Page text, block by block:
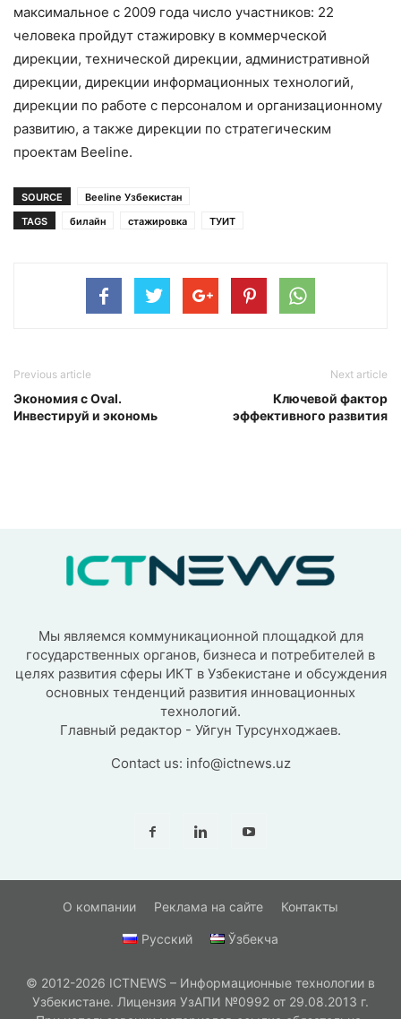
максимальное с 2009 года число участников: 22
человека пройдут стажировку в коммерческой
дирекции, технической дирекции, административной
дирекции, дирекции информационных технологий,
дирекции по работе с персоналом и организационному
развитию, а также дирекции по стратегическим
проектам Beeline.
SOURCE
Beeline Узбекистан
TAGS
билайн стажировка ТУИТ
Previous article
Экономия с Oval.
Инвестируй и экономь
Next article
Ключевой фактор
эффективного развития
Мы являемся коммуникационной площадкой для
государственных органов, бизнеса и потребителей в
целях развития сферы ИКТ в Узбекистане и обсуждения
основных тенденций развития инновационных
технологий.
Главный редактор - Уйгун Турсунходжаев.
Contact us: info@ictnews.uz
О компании Реклама на сайте Контакты
Русский Ўзбекча
© 2012-2026 ICTNEWS – Информационные технологии в
Узбекистане. Лицензия УзАПИ №0992 от 29.08.2013 г.